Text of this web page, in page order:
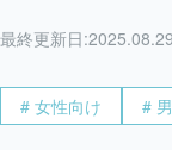
最終更新日:2025.08.29
# 女性向け #